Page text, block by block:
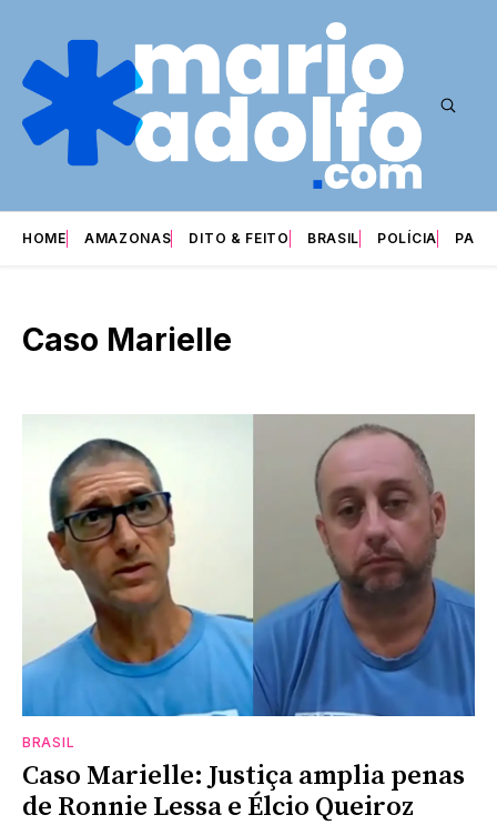
HOME AMAZONAS DITO & FEITO BRASIL POLÍCIA
Caso Marielle
BRASIL
Caso Marielle: Justiça amplia penas
de Ronnie Lessa e Élcio Queiroz